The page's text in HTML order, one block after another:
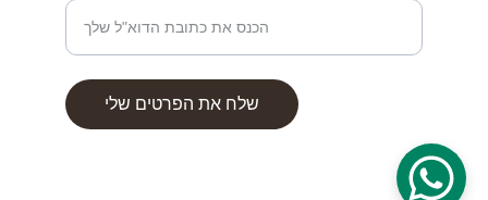
שלח את הפרטים שלי